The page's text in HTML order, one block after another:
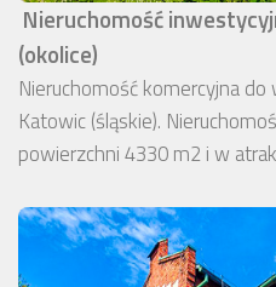
Nieruchomość
(okolice)
Nieruchomość komercyjna do
Katowic (śląskie).
powierzchni 4330 m2 i w